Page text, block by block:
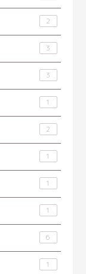
2
3
3
1
2
1
1
1
6
1